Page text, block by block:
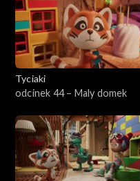
Tyciaki
odcinek 44 – Maly domek